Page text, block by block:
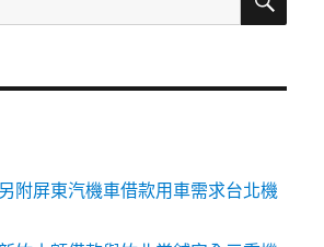
附屏東汽機車借款用車需求台北機